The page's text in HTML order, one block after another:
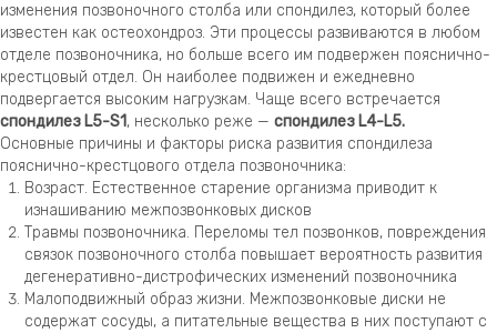
изменения позвоночного столба или спондилез, который более
известен как остеохондроз. Эти процессы развиваются в любом
отделе позвоночника, но больше всего им подвержен пояснично-
крестцовый отдел. Он наиболее подвижен и ежедневно
подвергается высоким нагрузкам. Чаще всего встречается
спондилез L5-S1, несколько реже — спондилез L4-L5.
Основные причины и факторы риска развития спондилеза
пояснично-крестцового отдела позвоночника:
Возраст. Естественное старение организма приводит к
изнашиванию межпозвонковых дисков
Травмы позвоночника. Переломы тел позвонков, повреждения
связок позвоночного столба повышает вероятность развития
дегенеративно-дистрофических изменений позвоночника
Малоподвижный образ жизни. Межпозвонковые диски не
содержат сосуды, а питательные вещества в них поступают с